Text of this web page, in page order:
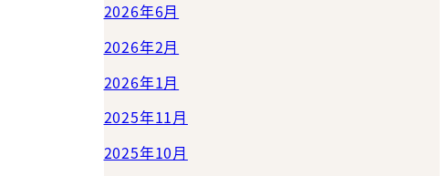
2026年6月
2026年2月
2026年1月
2025年11月
2025年10月